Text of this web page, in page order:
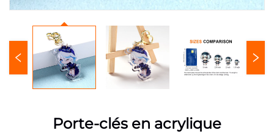
Porte-clés en acrylique